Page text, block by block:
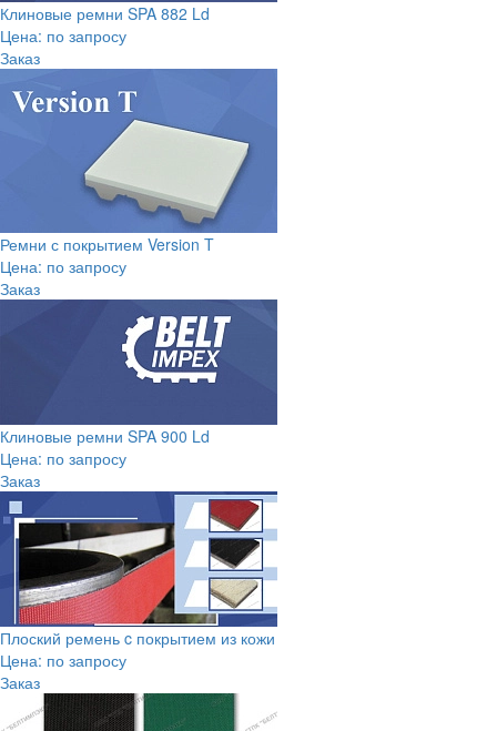
Клиновые ремни SPA 882 Ld
Цена: по запросу
Заказ
Ремни с покрытием Version T
Цена: по запросу
Заказ
Клиновые ремни SPA 900 Ld
Цена: по запросу
Заказ
Плоский ремень c покрытием из кожи
Цена: по запросу
Заказ